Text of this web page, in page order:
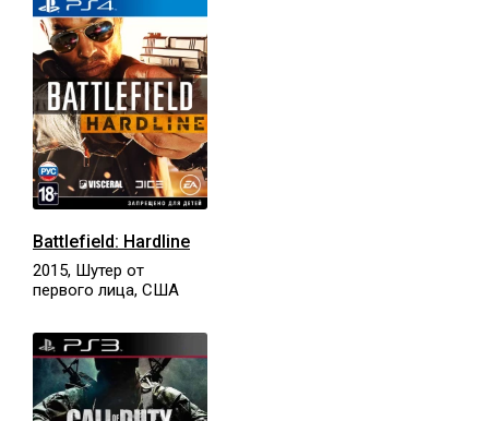
Battlefield: Hardline
2015, Шутер от
первого лица, США